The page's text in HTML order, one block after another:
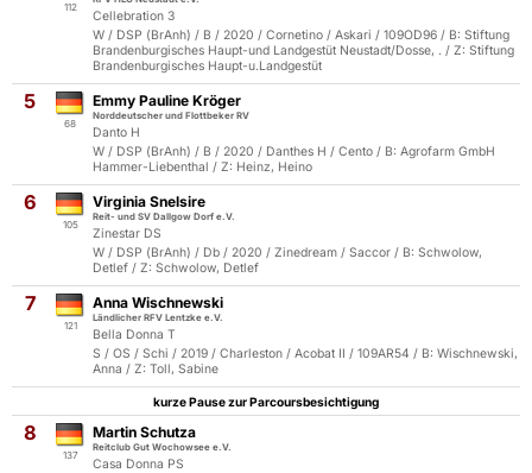
112
Cellebration 3
W / DSP (BrAnh) / B / 2020 / Cornetino / Askari / 109OD96 / B: Stiftung
Brandenburgisches Haupt-und Landgestüt Neustadt/Dosse, . / Z: Stiftung
Brandenburgisches Haupt-u.Landgestüt
5
68
Emmy Pauline Kröger
Norddeutscher und Flottbeker RV
Danto H
W / DSP (BrAnh) / B / 2020 / Danthes H / Cento / B: Agrofarm GmbH
Hammer-Liebenthal / Z: Heinz, Heino
6
105
Virginia Snelsire
Reit- und SV Dallgow Dorf e.V.
Zinestar DS
W / DSP (BrAnh) / Db / 2020 / Zinedream / Saccor / B: Schwolow,
Detlef / Z: Schwolow, Detlef
7
121
Anna Wischnewski
Ländlicher RFV Lentzke e.V.
Bella Donna T
S / OS / Schi / 2019 / Charleston / Acobat II / 109AR54 / B: Wischnewski,
Anna / Z: Toll, Sabine
kurze Pause zur Parcoursbesichtigung
8
137
Martin Schutza
Reitclub Gut Wochowsee e.V.
Casa Donna PS